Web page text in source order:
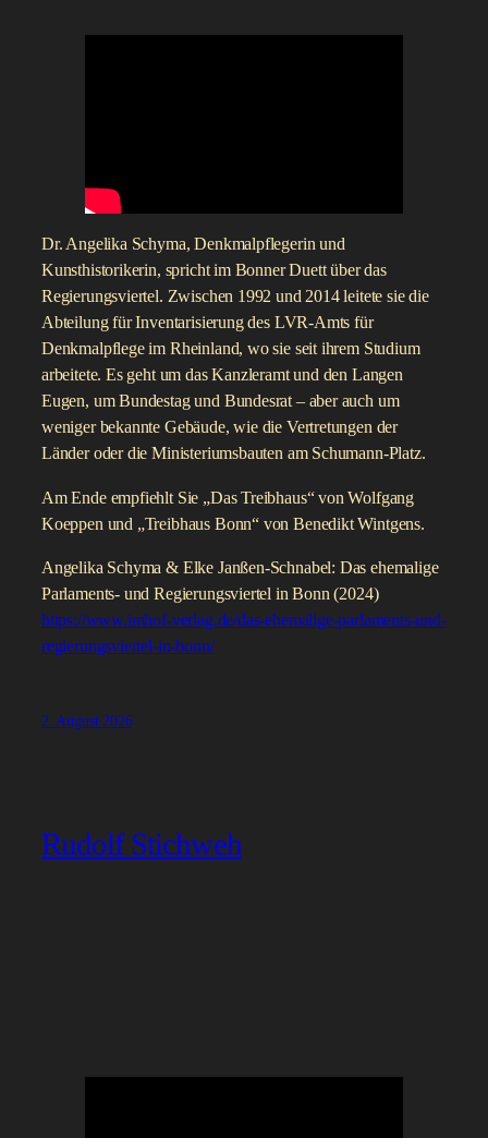
Dr. Angelika Schyma, Denkmalpflegerin und
Kunsthistorikerin, spricht im Bonner Duett über das
Regierungsviertel. Zwischen 1992 und 2014 leitete sie die
Abteilung für Inventarisierung des LVR-Amts für
Denkmalpflege im Rheinland, wo sie seit ihrem Studium
arbeitete. Es geht um das Kanzleramt und den Langen
Eugen, um Bundestag und Bundesrat – aber auch um
weniger bekannte Gebäude, wie die Vertretungen der
Länder oder die Ministeriumsbauten am Schumann-Platz.
Am Ende empfiehlt Sie „Das Treibhaus“ von Wolfgang
Koeppen und „Treibhaus Bonn“ von Benedikt Wintgens.
Angelika Schyma & Elke Janßen-Schnabel: Das ehemalige
Parlaments- und Regierungsviertel in Bonn (2024)
https://www.imhof-verlag.de/das-ehemalige-parlaments-und-
regierungsviertel-in-bonn/
2. August 2026
Rudolf Stichweh